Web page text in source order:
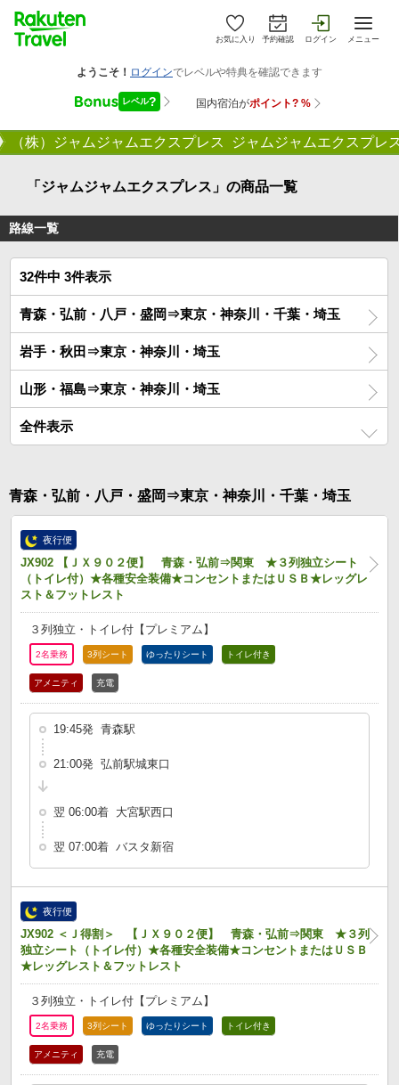
お気に入り 予約確認 ログイン メニュー
（株）ジャムジャムエクスプレス ジャムジャムエクスプレ
「ジャムジャムエクスプレス」の商品一覧
路線一覧
32件中 3件表示
青森・弘前・八戸・盛岡⇒東京・神奈川・千葉・埼玉
岩手・秋田⇒東京・神奈川・埼玉
山形・福島⇒東京・神奈川・埼玉
全件表示
青森・弘前・八戸・盛岡⇒東京・神奈川・千葉・埼玉
夜行便
JX902 【ＪＸ９０２便】 青森・弘前⇒関東 ★３列独立シート
（トイレ付）★各種安全装備★コンセントまたはＵＳＢ★レッグレ
スト＆フットレスト
３列独立・トイレ付【プレミアム】
2名乗務 3列シート ゆったりシート トイレ付き
アメニティ 充電
19:45発 青森駅
21:00発 弘前駅城東口
翌 06:00着 大宮駅西口
翌 07:00着 バスタ新宿
夜行便
JX902 ＜Ｊ得割＞ 【ＪＸ９０２便】 青森・弘前⇒関東 ★３列
独立シート（トイレ付）★各種安全装備★コンセントまたはＵＳＢ
★レッグレスト＆フットレスト
３列独立・トイレ付【プレミアム】
2名乗務 3列シート ゆったりシート トイレ付き
アメニティ 充電